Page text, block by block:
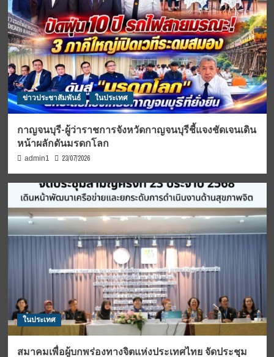
ข่าวประชาสัมพันธ์ ในประเทศ
กาญจนบุรี-ผู้ว่าราชการจังหวัดกาญจนบุรีชี้แจงชัดเจนเดิน
หน้าผลักดันมรดกโลก
admin1 23/07/2026
ในประเทศ
สมาคมเพื่อผู้บกพร่องทางจิตแห่งประเทศไทย จัดประชุม